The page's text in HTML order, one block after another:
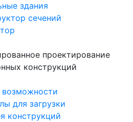
здания
сечений
проектирование
конструкций
для загрузки
конструкций